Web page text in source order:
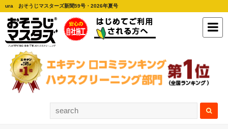
ura おそうじマスターズ新聞59号・2026年夏号